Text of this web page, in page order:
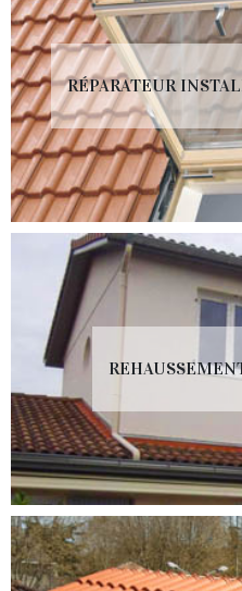
RÉPARATEUR